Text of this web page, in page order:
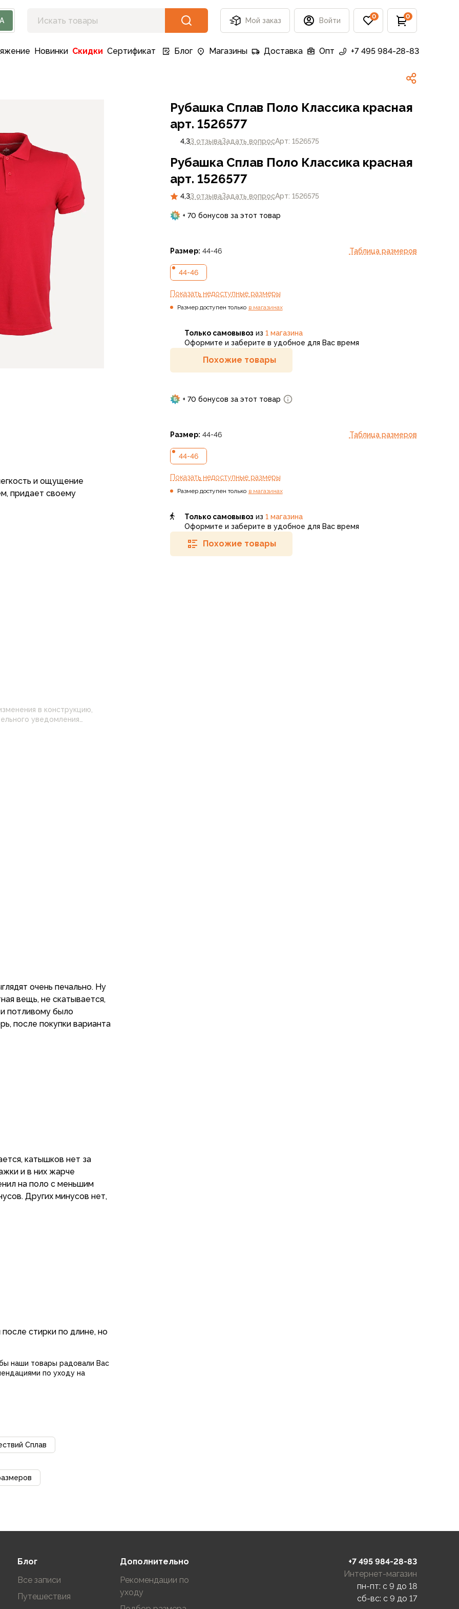
Мой заказ Войти 0 0
Новинки Скидки Сертификат Блог Магазины Доставка Опт +7 495 984-28-83
и ощущение
придает своему
в конструкцию,
очень печально. Ну
вещь, не скатывается,
потливому было
после покупки варианта
катышков нет за
и в них жарче
на поло с меньшим
Других минусов нет,
стирки по длине, но
наши товары радовали Вас
по уходу на
Сплав
+ 70 бонусов за этот товар
Рубашка Сплав Поло Классика красная
арт. 1526577
Размер: 44-46 Таблица размеров
44-46
Показатьнедоступные размеры
Размер доступен только в магазинах
4,33 отзываЗадать вопросАрт: 1526575
Только самовывоз из 1 магазина
Оформите и заберите в удобное для Вас время
Похожие товары
+ 70 бонусов за этот товар
Рубашка Сплав Поло Классика красная
арт. 1526577
Размер: 44-46 Таблица размеров
44-46
Показатьнедоступные размеры
Размер доступен только в магазинах
4,33 отзываЗадать вопросАрт: 1526575
Только самовывоз из 1 магазина
Оформите и заберите в удобное для Вас время
Похожие товары
Блог
Все записи
Путешествия
Дополнительно
Рекомендации по
уходу
+7 495 984-28-83
Интернет-магазин
пн-пт: c 9 до 18
сб-вс: c 9 до 17